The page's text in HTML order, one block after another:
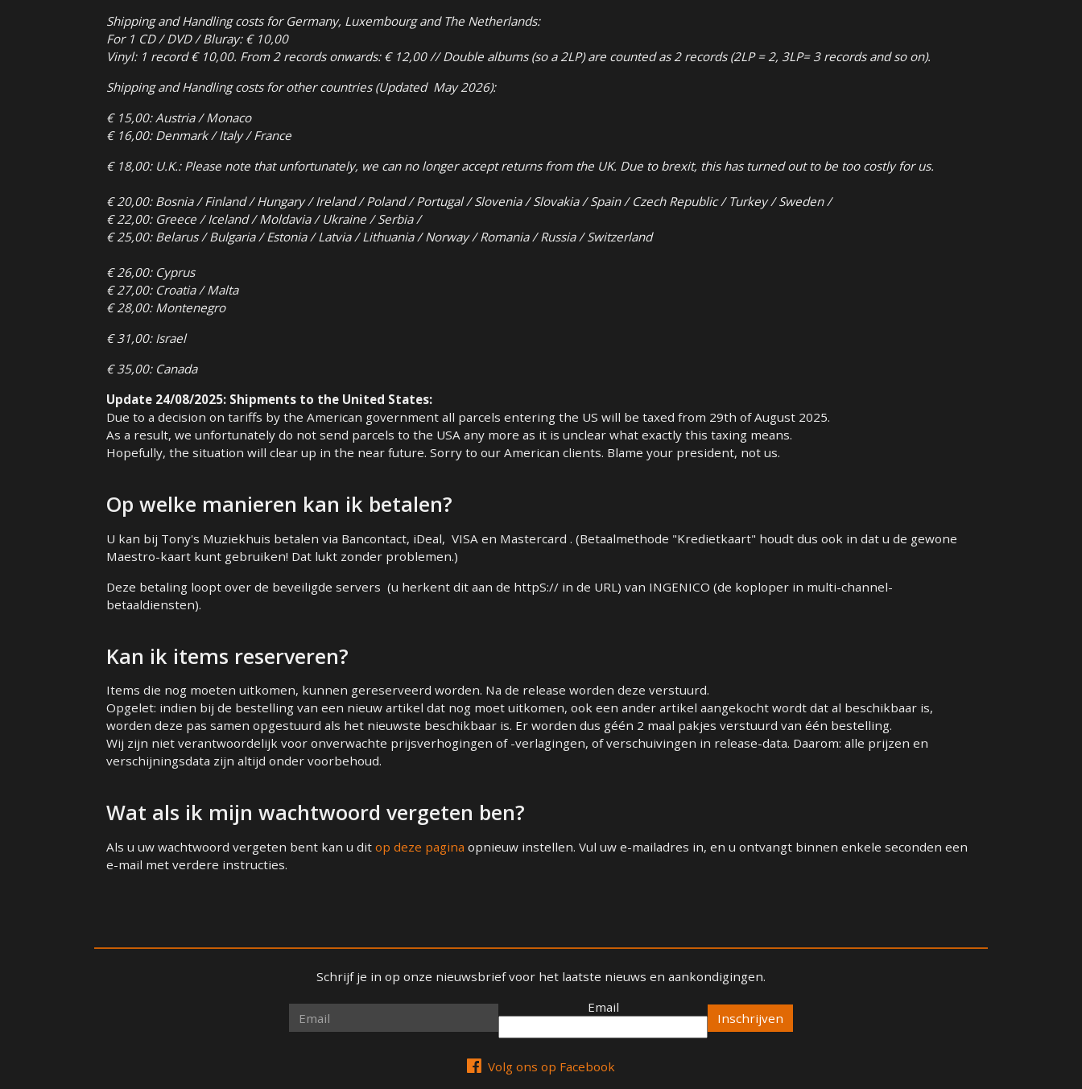
Shipping and Handling costs for Germany, Luxembourg and The Netherlands:
For 1 CD / DVD / Bluray: € 10,00
Vinyl: 1 record € 10,00. From 2 records onwards: € 12,00 // Double albums (so a 2LP) are counted as 2 records (2LP = 2, 3LP= 3 records and so on).
Shipping and Handling costs for other countries (Updated May 2026):
€ 15,00: Austria / Monaco
€ 16,00: Denmark / Italy / France
€ 18,00: U.K.: Please note that unfortunately, we can no longer accept returns from the UK. Due to brexit, this has turned out to be too costly for us.
€ 20,00: Bosnia / Finland / Hungary / Ireland / Poland / Portugal / Slovenia / Slovakia / Spain / Czech Republic / Turkey / Sweden /
€ 22,00: Greece / Iceland / Moldavia / Ukraine / Serbia /
€ 25,00: Belarus / Bulgaria / Estonia / Latvia / Lithuania / Norway / Romania / Russia / Switzerland
€ 26,00: Cyprus
€ 27,00: Croatia / Malta
€ 28,00: Montenegro
€ 31,00: Israel
€ 35,00: Canada
Update 24/08/2025: Shipments to the United States:
Due to a decision on tariffs by the American government all parcels entering the US will be taxed from 29th of August 2025.
As a result, we unfortunately do not send parcels to the USA any more as it is unclear what exactly this taxing means.
Hopefully, the situation will clear up in the near future. Sorry to our American clients. Blame your president, not us.
Op welke manieren kan ik betalen?
U kan bij Tony's Muziekhuis betalen via Bancontact, iDeal, VISA en Mastercard . (Betaalmethode "Kredietkaart" houdt dus ook in dat u de gewone
Maestro-kaart kunt gebruiken! Dat lukt zonder problemen.)
Deze betaling loopt over de beveiligde servers (u herkent dit aan de httpS:// in de URL) van INGENICO (de koploper in multi-channel-
betaaldiensten).
Kan ik items reserveren?
Items die nog moeten uitkomen, kunnen gereserveerd worden. Na de release worden deze verstuurd.
Opgelet: indien bij de bestelling van een nieuw artikel dat nog moet uitkomen, ook een ander artikel aangekocht wordt dat al beschikbaar is,
worden deze pas samen opgestuurd als het nieuwste beschikbaar is. Er worden dus géén 2 maal pakjes verstuurd van één bestelling.
Wij zijn niet verantwoordelijk voor onverwachte prijsverhogingen of -verlagingen, of verschuivingen in release-data. Daarom: alle prijzen en
verschijningsdata zijn altijd onder voorbehoud.
Wat als ik mijn wachtwoord vergeten ben?
Als u uw wachtwoord vergeten bent kan u dit op deze pagina opnieuw instellen. Vul uw e-mailadres in, en u ontvangt binnen enkele seconden een
e-mail met verdere instructies.
Schrijf je in op onze nieuwsbrief voor het laatste nieuws en aankondigingen.
Email
Email
Volg ons op Facebook